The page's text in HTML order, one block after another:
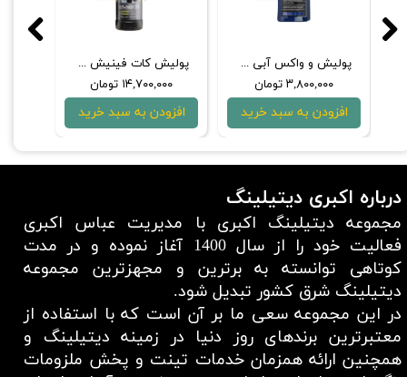
پولیش کات فینیش 1 لیتری سوناکس مدل 05-05
۱۴,۷۰۰,۰۰۰ تومان
افزودن به سبد خرید
پولیش و واکس آبی 500 میلی‌لیتری سوناکس
۳,۸۰۰,۰۰۰ تومان
افزودن به سبد خرید
درباره اکبری دیتیلینگ
مجموعه دیتیلینگ اکبری با مدیریت عباس اکبری
فعالیت خود را از سال 1400 آغاز نموده و در مدت
کوتاهی توانسته به برترین و مجهزترین مجموعه
دیتیلینگ شرق کشور تبدیل شود.
در این مجموعه سعی ما بر آن است که با استفاده از
معتبر‌ترین برند‌های روز دنیا در زمینه دیتیلینگ و
همچنین ارائه همزمان خدمات تینت و پخش ملزومات